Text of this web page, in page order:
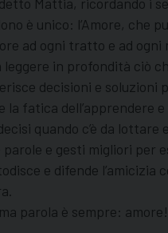
Mattia, ricordando i
è unico: l’Amore, che
ad ogni tratto e ad
in profondità ciò
decisioni e soluzioni
la fatica dell’apprendere
quando c’è da lottare
parole e gesti migliori
e difende
parola è sempre: amore!